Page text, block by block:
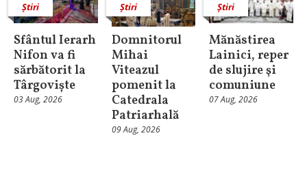
Știri
Sfântul Ierarh
Nifon va fi
sărbătorit la
Târgoviște
03 Aug, 2026
Știri
Domnitorul
Mihai
Viteazul
pomenit la
Catedrala
Patriarhală
09 Aug, 2026
Știri
Mănăstirea
Lainici, reper
de slujire şi
comuniune
07 Aug, 2026